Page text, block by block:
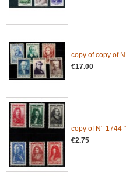
copy of copy of
€17.00
copy of N° 1744
€2.75